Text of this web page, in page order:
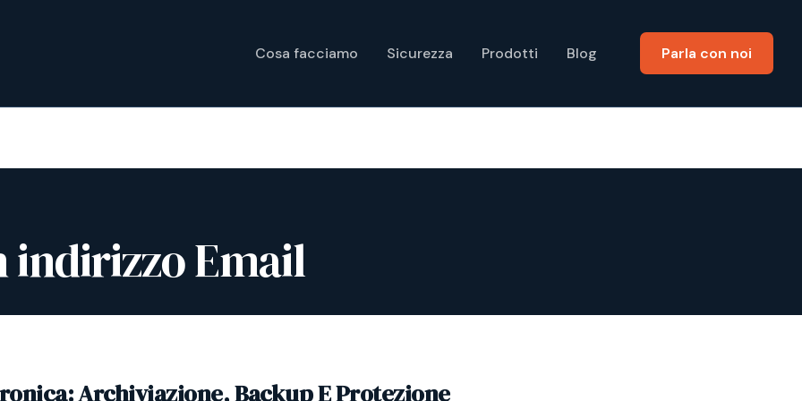
Cosa facciamo Sicurezza Prodotti Blog Parla con noi
indirizzo Email
Archiviazione, Backup E Protezione